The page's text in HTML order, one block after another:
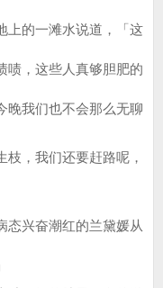
上的一滩水说道，「这
啧，这些人真够胆肥的
晚我们也不会那么无聊
，我们还要赶路呢，
兴奋潮红的兰黛媛从